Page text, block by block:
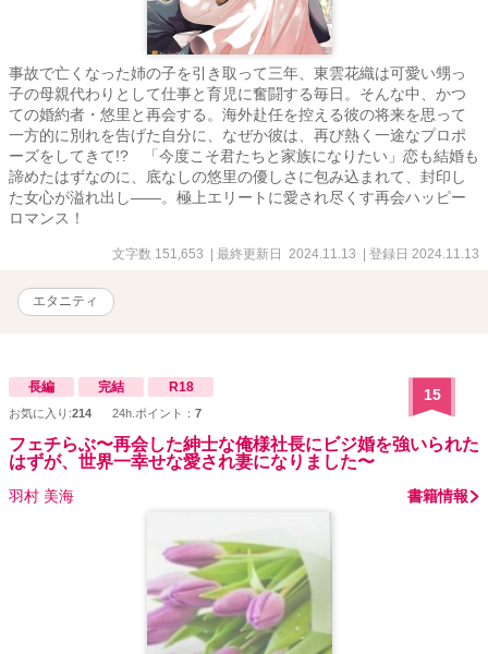
事故で亡くなった姉の子を引き取って三年、東雲花織は可愛い甥っ
子の母親代わりとして仕事と育児に奮闘する毎日。そんな中、かつ
ての婚約者・悠里と再会する。海外赴任を控える彼の将来を思って
一方的に別れを告げた自分に、なぜか彼は、再び熱く一途なプロポ
ーズをしてきて!? 「今度こそ君たちと家族になりたい」恋も結婚も
諦めたはずなのに、底なしの悠里の優しさに包み込まれて、封印し
た女心が溢れ出し――。極上エリートに愛され尽くす再会ハッピー
ロマンス！
文字数 151,653 | 最終更新日 2024.11.13 | 登録日 2024.11.13
エタニティ
長編 完結 R18
お気に入り:214 24h.ポイント： 7
15
フェチらぶ〜再会した紳士な俺様社長にビジ婚を強いられた
はずが、世界一幸せな愛され妻になりました〜
羽村 美海 書籍情報